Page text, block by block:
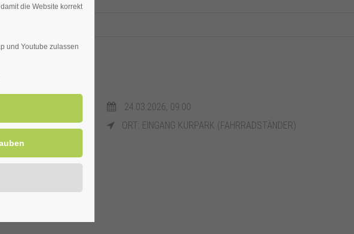
24.03.2026, 09:00
ORT: EINGANG KURPARK (FAHRRADSTÄNDER)
die Website korrekt
und Youtube zulassen